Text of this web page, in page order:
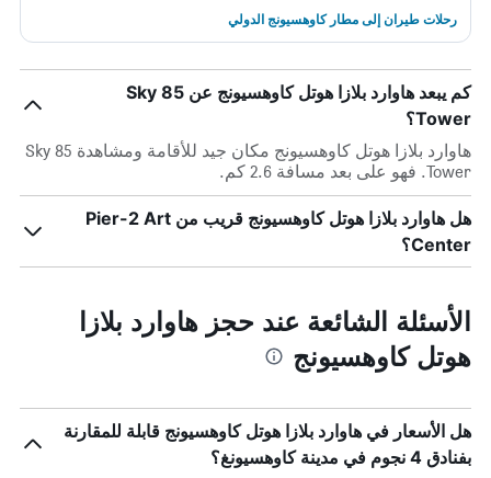
رحلات طيران إلى مطار كاوهسيونج الدولي
كم يبعد هاوارد بلازا هوتل كاوهسيونج عن 85 Sky
Tower؟
هاوارد بلازا هوتل كاوهسيونج مكان جيد للأقامة ومشاهدة 85 Sky
Tower. فهو على بعد مسافة 2.6 كم.
هل هاوارد بلازا هوتل كاوهسيونج قريب من Pier-2 Art
Center؟
الأسئلة الشائعة عند حجز هاوارد بلازا
هوتل كاوهسيونج
هل الأسعار في هاوارد بلازا هوتل كاوهسيونج قابلة للمقارنة
بفنادق 4 نجوم في مدينة كاوهسيونغ؟